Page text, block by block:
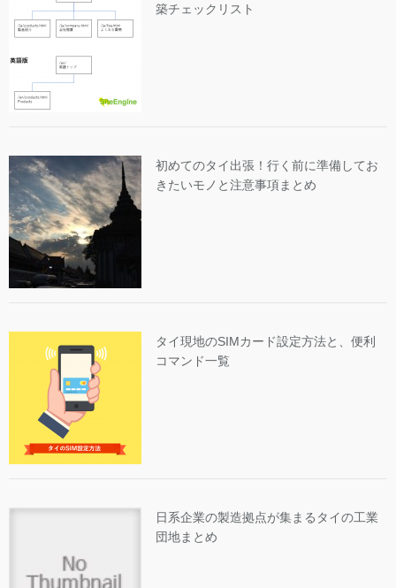
築チェックリスト
初めてのタイ出張！行く前に準備してお
きたいモノと注意事項まとめ
タイ現地のSIMカード設定方法と、便利
コマンド一覧
日系企業の製造拠点が集まるタイの工業
団地まとめ